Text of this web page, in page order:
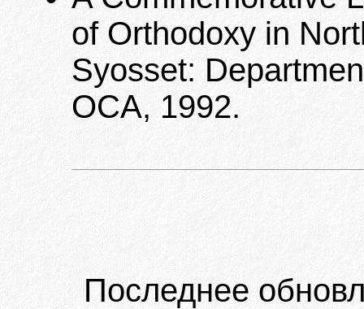
of Orthodoxy in
Syosset:
OCA, 1992.
Последнее